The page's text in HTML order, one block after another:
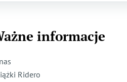
informacje
Ridero